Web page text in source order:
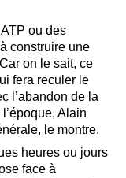
ou des
construire une
on le sait, ce
fera reculer le
l’abandon de la
Alain
le montre.
heures ou jours
face à